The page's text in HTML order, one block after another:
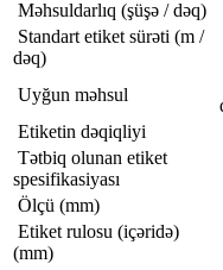
Məhsuldarlıq (şüşə / dəq)
Standart etiket sürəti (m /
dəq)
Uyğun məhsul
Etiketin dəqiqliyi
Tətbiq olunan etiket
spesifikasiyası
Ölçü (mm)
Etiket rulosu (içəridə)
(mm)